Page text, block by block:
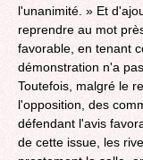
l'unanimité. » Et
reprendre au mot
favorable, en tenant
démonstration n'a
Toutefois, malgré le
l'opposition, des
défendant l'avis
de cette issue, les